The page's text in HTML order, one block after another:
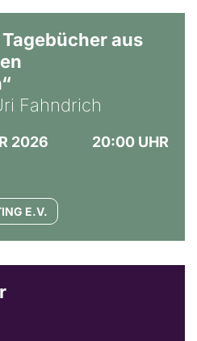
Tagebücher aus
Fahndrich
2026
20:00 UHR
E.V.